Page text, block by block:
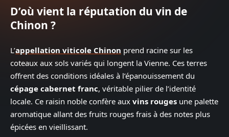
D’où vient la réputation du vin de
Chinon ?
L’appellation viticole Chinon prend racine sur les
coteaux aux sols variés qui longent la Vienne. Ces terres
offrent des conditions idéales à l’épanouissement du
cépage cabernet franc, véritable pilier de l’identité
locale. Ce raisin noble confère aux vins rouges une palette
aromatique allant des fruits rouges frais à des notes plus
épicées en vieillissant.